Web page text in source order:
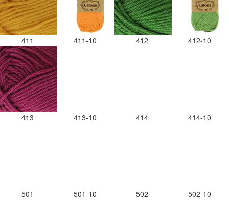
411 411-10 412 412-10
413 413-10 414 414-10
501 501-10 502 502-10